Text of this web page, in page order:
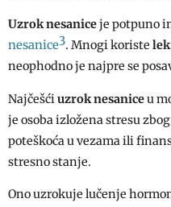
Uzrok nesaniceje potpuno
nesanice3. Mnogi koriste
neophodno je najpre se
Najčešćiuzrok nesaniceu
je osoba izložena stresu
poteškoća u vezama ili
stresno stanje.
Ono uzrokuje lučenje